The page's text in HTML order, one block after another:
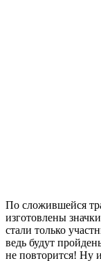
По сложившейся
изготовлены
стали только
ведь будут
не повторится! Ну